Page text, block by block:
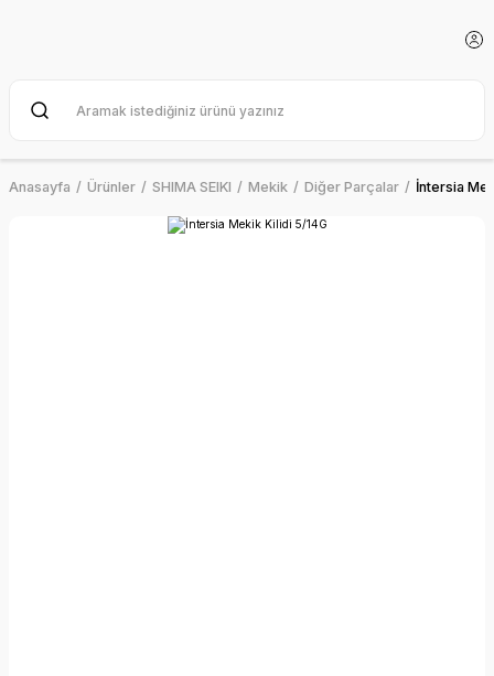
Anasayfa Ürünler SHIMA SEIKI Mekik Diğer Parçalar İntersia